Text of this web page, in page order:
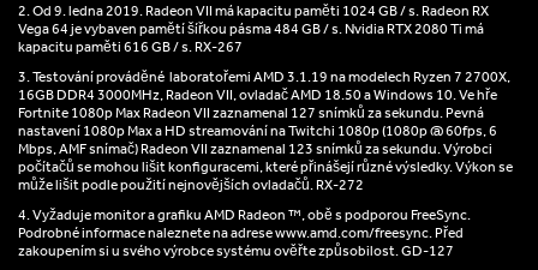
2. Od 9. ledna 2019. Radeon VII má kapacitu paměti 1024 GB / s. Radeon RX
Vega 64 je vybaven pamětí šířkou pásma 484 GB / s. Nvidia RTX 2080 Ti má
kapacitu paměti 616 GB / s. RX-267
3. Testování prováděné laboratořemi AMD 3.1.19 na modelech Ryzen 7 2700X,
16GB DDR4 3000MHz, Radeon VII, ovladač AMD 18.50 a Windows 10. Ve hře
Fortnite 1080p Max Radeon VII zaznamenal 127 snímků za sekundu. Pevná
nastavení 1080p Max a HD streamování na Twitchi 1080p (1080p @ 60fps, 6
Mbps, AMF snímač) Radeon VII zaznamenal 123 snímků za sekundu. Výrobci
počítačů se mohou lišit konfiguracemi, které přinášejí různé výsledky. Výkon se
může lišit podle použití nejnovějších ovladačů. RX-272
4. Vyžaduje monitor a grafiku AMD Radeon ™, obě s podporou FreeSync.
Podrobné informace naleznete na adrese www.amd.com/freesync. Před
zakoupením si u svého výrobce systému ověřte způsobilost. GD-127